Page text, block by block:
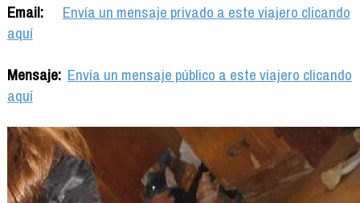
Email:
Envía un mensaje privado a este viajero clicando
aquí
Mensaje: Envía un mensaje público a este viajero clicando
aquí